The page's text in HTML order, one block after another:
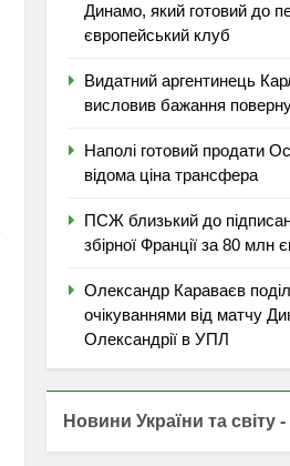
Динамо, який готовий до
європейський клуб
Видатний аргентинець
висловив бажання
Наполі готовий продати
відома ціна трансфера
ПСЖ близький до
збірної Франції за 80 млн
Олександр Караваєв
очікуваннями від матчу
Олександрії в УПЛ
Новини України та світу